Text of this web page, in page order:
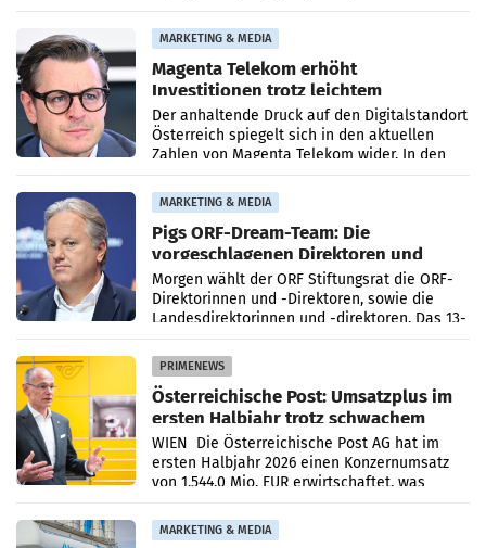
Risikomanagement und bei
Transformationsprojekten
MARKETING & MEDIA
Magenta Telekom erhöht
Investitionen trotz leichtem
Umsatzrückgang
Der anhaltende Druck auf den Digitalstandort
Österreich spiegelt sich in den aktuellen
Zahlen von Magenta Telekom wider. In den
ersten sechs Monaten des laufenden Jahres
verzeichnete
MARKETING & MEDIA
Pigs ORF-Dream-Team: Die
vorgeschlagenen Direktoren und
Direktorinnen
Morgen wählt der ORF Stiftungsrat die ORF-
Direktorinnen und -Direktoren, sowie die
Landesdirektorinnen und -direktoren. Das 13-
köpfige Wunschteam des ab 1. Jänner 2027
amtierenden
PRIMENEWS
Österreichische Post: Umsatzplus im
ersten Halbjahr trotz schwachem
Briefgeschäft
WIEN Die Österreichische Post AG hat im
ersten Halbjahr 2026 einen Konzernumsatz
von 1.544,0 Mio. EUR erwirtschaftet, was
einem Plus von 3,8 Prozent gegenüber dem
Vergleichszeitraum
MARKETING & MEDIA